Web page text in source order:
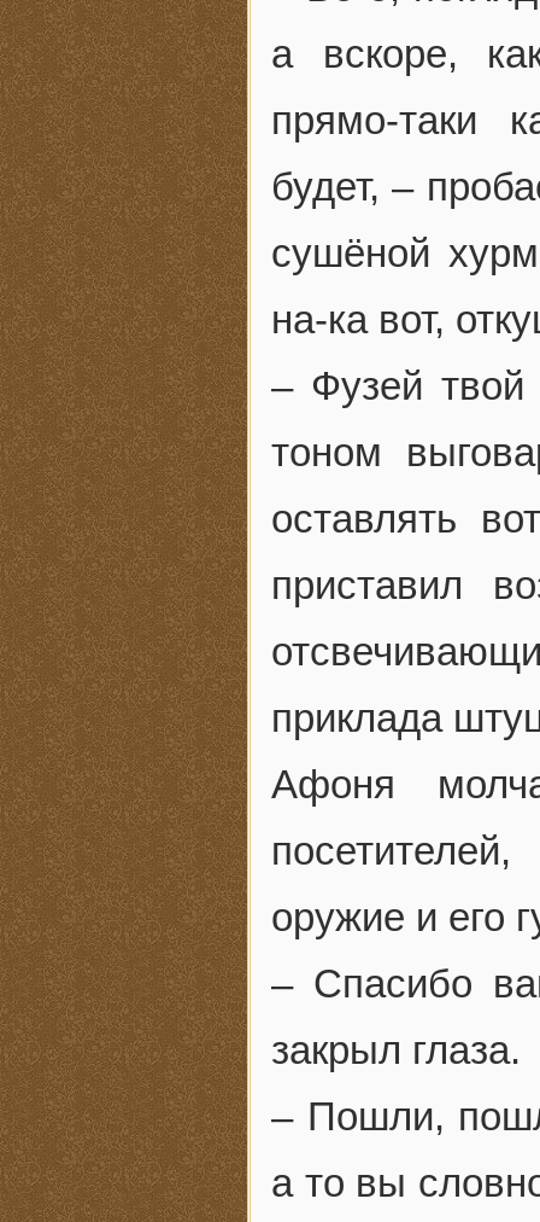
а вскоре,
прямо-таки
будет, –
сушёной
на-ка вот,
– Фузей твой
тоном
оставлять
приставил
приклада
Афоня
оружие и его
– Спасибо
закрыл глаза.
– Пошли,
а то вы